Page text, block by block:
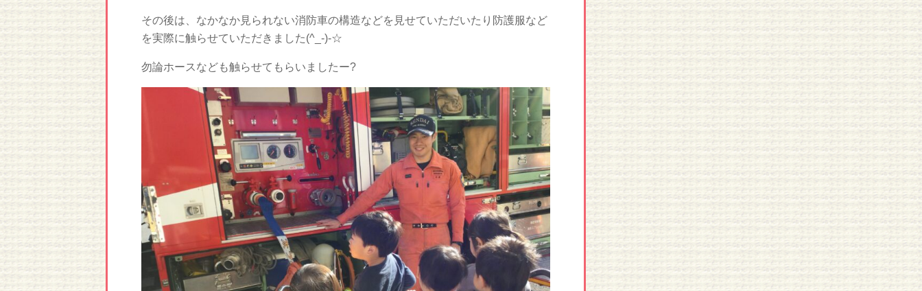
その後は、なかなか見られない消防車の構造などを見せていただいたり防護服など
を実際に触らせていただきました(^_-)-☆
勿論ホースなども触らせてもらいましたー?